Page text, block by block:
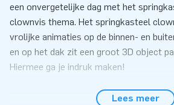
een onvergetelijke dag met het
clownvis thema. Het springkasteel
vrolijke animaties op de binnen- en
en op het dak zit een groot 3D object
Hiermee ga je indruk maken!
Lees meer